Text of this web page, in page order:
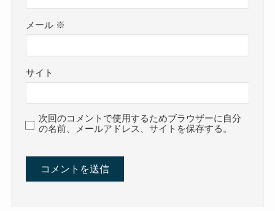
メール ※
サイト
次回のコメントで使用するためブラウザーに自分
の名前、メールアドレス、サイトを保存する。